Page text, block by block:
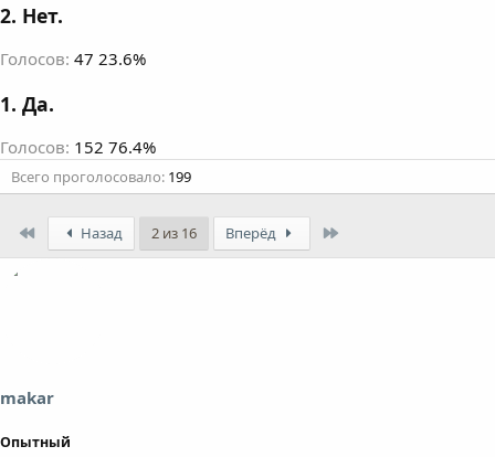
т
м
а
2. Нет.
Голосов: 47 23.6%
1. Да.
Голосов: 152 76.4%
Всего проголосовало 199
Назад 2 из 16 Вперёд
makar
Опытный